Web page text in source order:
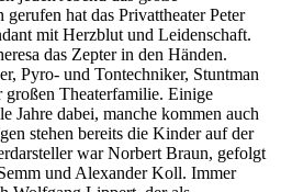
hat das Privattheater Peter
mit Herzblut und Leidenschaft.
das Zepter in den Händen.
Pyro- und Tontechniker, Stuntman
großen Theaterfamilie. Einige
Jahre dabei, manche kommen auch
stehen bereits die Kinder auf der
war Norbert Braun, gefolgt
und Alexander Koll. Immer